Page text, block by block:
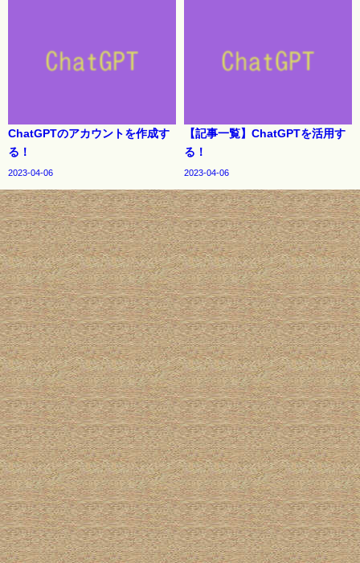
ChatGPTのアカウントを作成す
る！
2023-04-06
【記事一覧】ChatGPTを活用す
る！
2023-04-06